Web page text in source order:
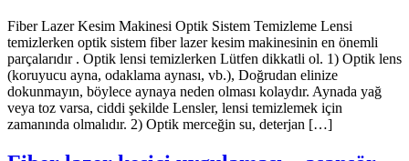
Fiber Lazer Kesim Makinesi Optik Sistem Temizleme Lensi
temizlerken optik sistem fiber lazer kesim makinesinin en önemli
parçalarıdır . Optik lensi temizlerken Lütfen dikkatli ol. 1) Optik lens
(koruyucu ayna, odaklama aynası, vb.), Doğrudan elinize
dokunmayın, böylece aynaya neden olması kolaydır. Aynada yağ
veya toz varsa, ciddi şekilde Lensler, lensi temizlemek için
zamanında olmalıdır. 2) Optik merceğin su, deterjan […]